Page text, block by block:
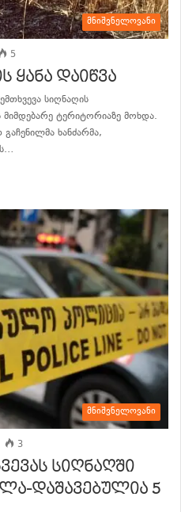
მნიშვნელოვანი
5
ყანა დაიწვა
სიღნაღის
მიმდებარე ტერიტორიაზე მოხდა.
ხანძარმა,
მნიშვნელოვანი
3
სიღნაღში
დაშავებულია 5